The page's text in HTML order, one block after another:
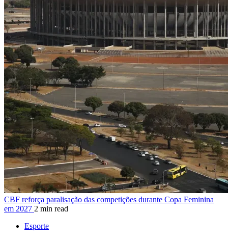
CBF reforça paralisação das competições durante Copa Feminina
em 2027 2 min read
Esporte